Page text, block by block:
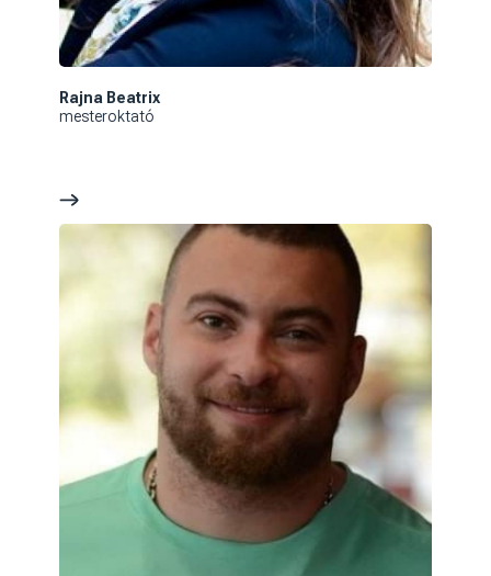
Rajna Beatrix
mesteroktató